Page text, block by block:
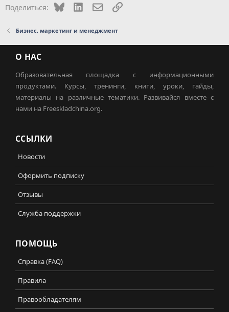
Поделиться: Bluesky LinkedInЭлектронная почта
Ссылка
Бизнес, маркетинг и менеджмент
О НАС
Образовательная площадка с информационными
продуктами. Курсы, тренинги, книги, уроки, гайды,
материалы на различные тематики. Развивайся вместе с
нами на Freeskladchina.org.
ССЫЛКИ
Новости
Оформить подписку
Отзывы
Служба поддержки
ПОМОЩЬ
Справка (FAQ)
Правила
Правообладателям